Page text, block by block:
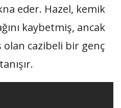
eder. Hazel, kemik
kaybetmiş, ancak
cazibeli bir genç